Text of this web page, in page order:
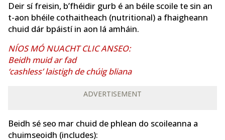
Deir sí freisin, b’fhéidir gurb é an béile scoile te sin an
t-aon bhéile cothaitheach (nutritional) a fhaigheann
chuid dár bpáistí in aon lá amháin.
NÍOS MÓ NUACHT CLIC ANSEO:
Beidh muid ar fad
‘cashless’ laistigh de chúig bliana
ADVERTISEMENT
Beidh sé seo mar chuid de phlean do scoileanna a
chuimseoidh (includes):